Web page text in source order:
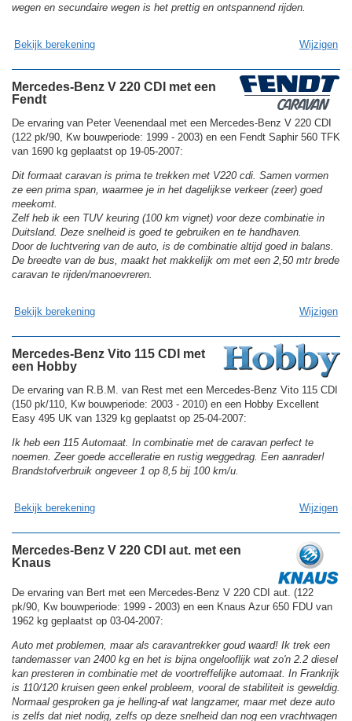
wegen en secundaire wegen is het prettig en ontspannend rijden.
Bekijk berekening Wijzigen
Mercedes-Benz V 220 CDI met een
Fendt
De ervaring van Peter Veenendaal met een Mercedes-Benz V 220 CDI
(122 pk/90, Kw bouwperiode: 1999 - 2003) en een Fendt Saphir 560 TFK
van 1690 kg geplaatst op 19-05-2007:
Dit formaat caravan is prima te trekken met V220 cdi. Samen vormen
ze een prima span, waarmee je in het dagelijkse verkeer (zeer) goed
meekomt.
Zelf heb ik een TUV keuring (100 km vignet) voor deze combinatie in
Duitsland. Deze snelheid is goed te gebruiken en te handhaven.
Door de luchtvering van de auto, is de combinatie altijd goed in balans.
De breedte van de bus, maakt het makkelijk om met een 2,50 mtr brede
caravan te rijden/manoevreren.
Bekijk berekening Wijzigen
Mercedes-Benz Vito 115 CDI met
een Hobby
De ervaring van R.B.M. van Rest met een Mercedes-Benz Vito 115 CDI
(150 pk/110, Kw bouwperiode: 2003 - 2010) en een Hobby Excellent
Easy 495 UK van 1329 kg geplaatst op 25-04-2007:
Ik heb een 115 Automaat. In combinatie met de caravan perfect te
noemen. Zeer goede accelleratie en rustig weggedrag. Een aanrader!
Brandstofverbruik ongeveer 1 op 8,5 bij 100 km/u.
Bekijk berekening Wijzigen
Mercedes-Benz V 220 CDI aut. met een
Knaus
De ervaring van Bert met een Mercedes-Benz V 220 CDI aut. (122
pk/90, Kw bouwperiode: 1999 - 2003) en een Knaus Azur 650 FDU van
1962 kg geplaatst op 03-04-2007:
Auto met problemen, maar als caravantrekker goud waard! Ik trek een
tandemasser van 2400 kg en het is bijna ongelooflijk wat zo'n 2.2 diesel
kan presteren in combinatie met de voortreffelijke automaat. In Frankrijk
is 110/120 kruisen geen enkel probleem, vooral de stabiliteit is geweldig.
Normaal gesproken ga je helling-af wat langzamer, maar met deze auto
is zelfs dat niet nodig, zelfs op deze snelheid dan nog een vrachtwagen